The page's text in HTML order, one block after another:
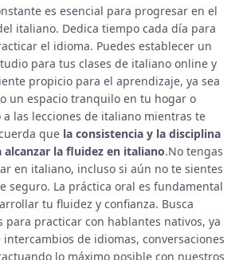
es esencial para progresar en el
italiano. Dedica tiempo cada día para
el idioma. Puedes establecer un
para tus clases de italiano online y
propicio para el aprendizaje, ya sea
un espacio tranquilo en tu hogar o
a las lecciones de italiano mientras te
quela consistencia y la disciplina
alcanzar la fluidez en italiano.No tengas
en italiano, incluso si aún no te sientes
seguro. La práctica oral es fundamental
tu fluidez y confianza. Busca
para practicar con hablantes nativos, ya
intercambios de idiomas, conversaciones
lo máximo posible con nuestros